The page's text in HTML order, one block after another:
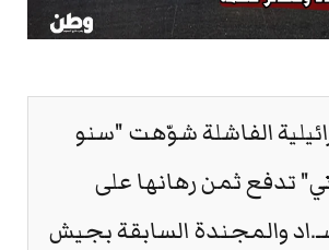
الفاشلة شوّهت "سنو
تدفع ثمن رهانها على
والمجندة السابقة بجيش